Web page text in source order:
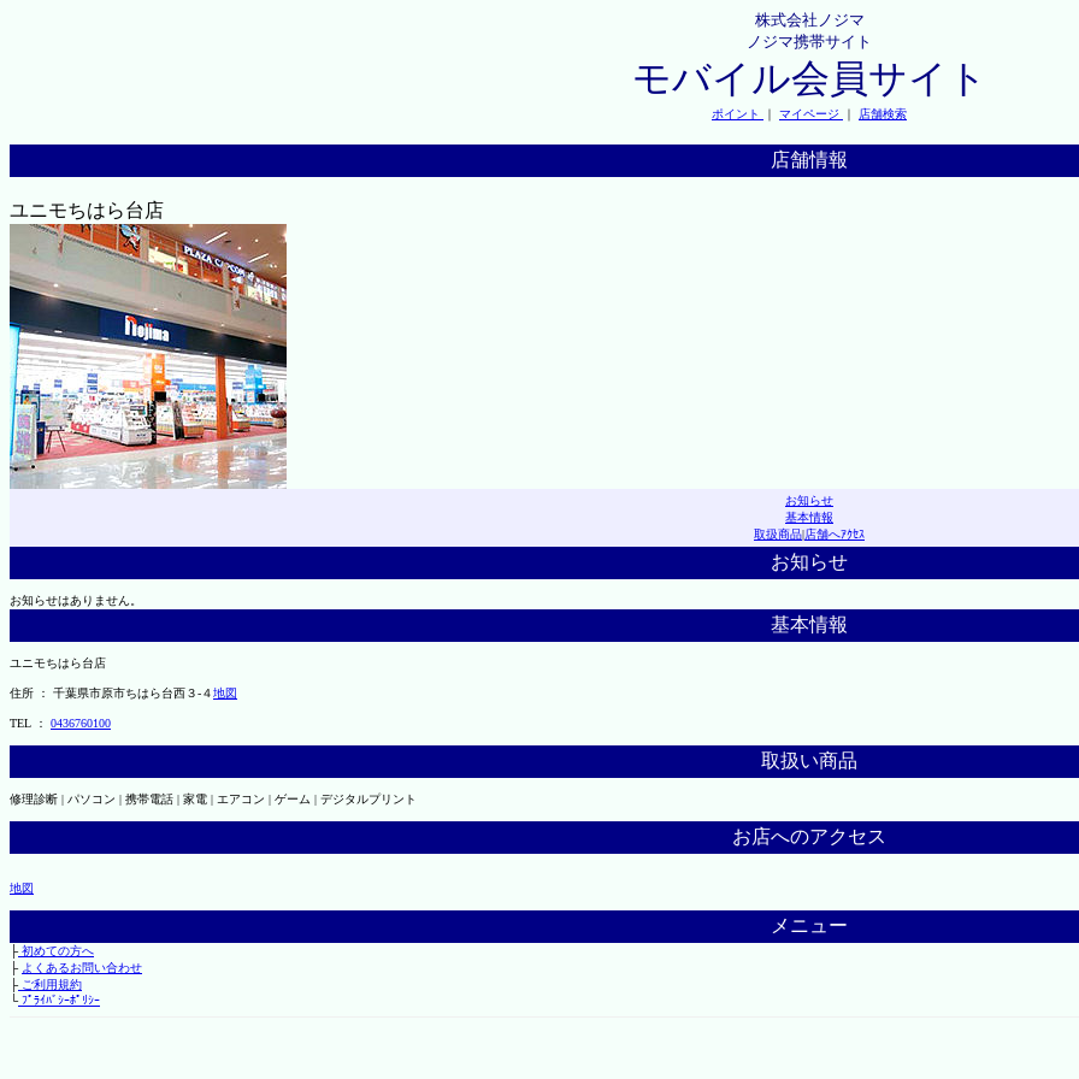
株式会社ノジマ
ノジマ携帯サイト
モバイル会員サイト
ポイント ｜ マイページ ｜ 店舗検索
店舗情報
ユニモちはら台店
お知らせ
基本情報
取扱商品|店舗へｱｸｾｽ
お知らせ
お知らせはありません。
基本情報
ユニモちはら台店
住所 ： 千葉県市原市ちはら台西３-４地図
TEL ： 0436760100
取扱い商品
修理診断 | パソコン | 携帯電話 | 家電 | エアコン | ゲーム | デジタルプリント
お店へのアクセス
地図
メニュー
├初めての方へ
├ よくあるお問い合わせ
├ご利用規約
└ﾌﾟﾗｲﾊﾞｼｰﾎﾟﾘｼｰ